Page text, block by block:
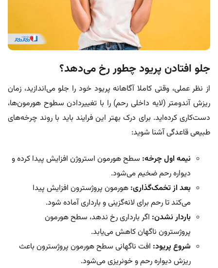
جلو افتادن پریود چطور رخ می‌دهد؟
از نظر عملی، وقتی کاملا آگاهانه پریود خود را جلو می‌اندازید، زمان
ریزش آندومتر (لایه داخلی رحم) را با تغییردادن سطوح هورمون‌ها،
دست‌کاری کرده‌اید. برای درک بهتر این فرایند باید با روند چرخه‌های
طبیعی قاعدگی آشنا شوید:
نیمه اول چرخه: سطح هورمون استروژن افزایش پیدا کرده و
دیواره رحم ضخیم می‌شود.
بعد از تخمک‌گذاری: هورمون پروژسترون افزایش پیدا
می‌کند تا رحم برای لانه‌گزینی و بارداری آماده شود.
باردار نشدن: اگر بارداری رخ ندهد، سطح هورمون
پروژسترون ناگهان کاهش می‌یابد.
شروع پریود: افت ناگهانی سطح هورمون پروژسترون باعث
ریزش دیواره رحم و خونریزی می‌شود.